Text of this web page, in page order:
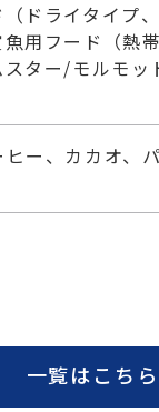
ドライタイプ
用フード（熱帯
ター/モルモッ
ー、カカオ、
一覧はこちら